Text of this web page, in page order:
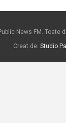
News FM. Toate
Creat de: Studio